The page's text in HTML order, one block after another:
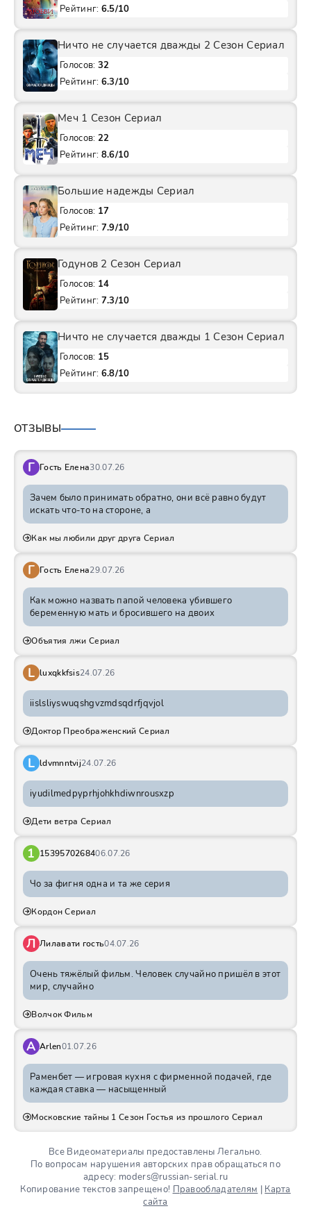
Рейтинг: 6.5/10
Ничто не случается дважды 2 Сезон Сериал
Голосов: 32
Рейтинг: 6.3/10
Меч 1 Сезон Сериал
Голосов: 22
Рейтинг: 8.6/10
Большие надежды Сериал
Голосов: 17
Рейтинг: 7.9/10
Годунов 2 Сезон Сериал
Голосов: 14
Рейтинг: 7.3/10
Ничто не случается дважды 1 Сезон Сериал
Голосов: 15
Рейтинг: 6.8/10
ОТЗЫВЫ
Г Гость Елена30.07.26
Зачем было принимать обратно, они всё равно будут
искать что-то на стороне, а
Как мы любили друг друга Сериал
Г Гость Елена29.07.26
Как можно назвать папой человека убившего
беременную мать и бросившего на двоих
Объятия лжи Сериал
L luxqkkfsis24.07.26
iislsliyswuqshgvzmdsqdrfjqvjol
Доктор Преображенский Сериал
L ldvmnntvij24.07.26
iyudilmedpyprhjohkhdiwnrousxzp
Дети ветра Сериал
1 1539570268406.07.26
Чо за фигня одна и та же серия
Кордон Сериал
Л Лилавати гость04.07.26
Очень тяжёлый фильм. Человек случайно пришёл в этот
мир, случайно
Волчок Фильм
A Arlen01.07.26
Раменбет — игровая кухня с фирменной подачей, где
каждая ставка — насыщенный
Московские тайны 1 Сезон Гостья из прошлого Сериал
Все Видеоматериалы предоставлены Легально.
По вопросам нарушения авторских прав обращаться по
адресу: moders@russian-serial.ru
Копирование текстов запрещено! Правообладателям
Карта
сайта